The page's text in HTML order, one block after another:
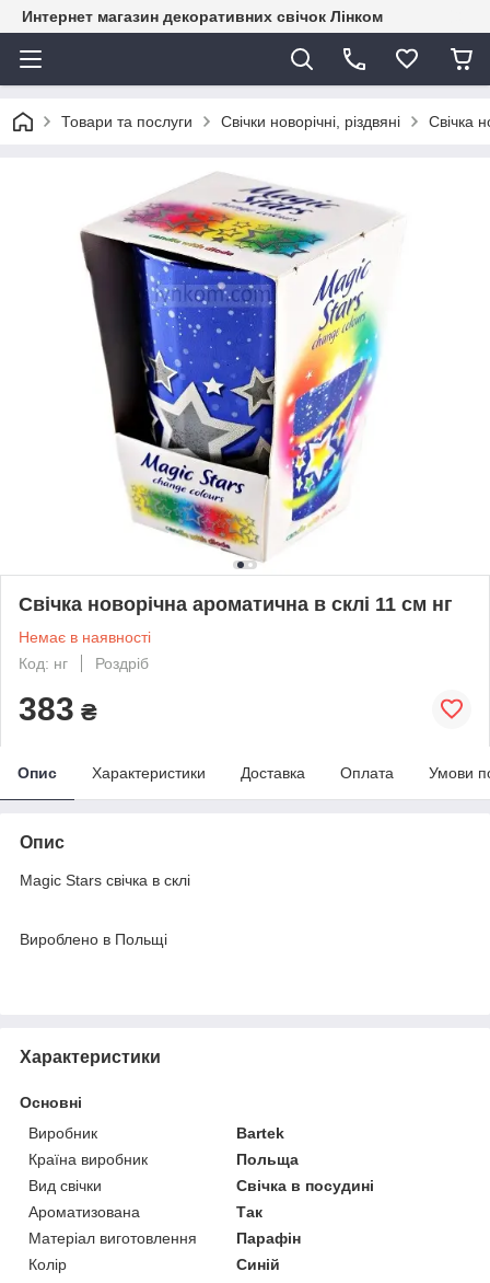
Интернет магазин декоративних свічок Лінком
Товари та послуги Свічки новорічні, різдвяні Свічка
Свічка новорічна ароматична в склі 11 см нг
Немає в наявності
Код: нг
Роздріб
383 ₴
Опис Характеристики Доставка Оплата Умови
Опис
Magic Stars свічка в склі
Вироблено в Польщі
Характеристики
Основні
Виробник
Bartek
Країна виробник
Польща
Вид свічки
Свічка в посудині
Ароматизована
Так
Матеріал виготовлення
Парафін
Колір
Синій